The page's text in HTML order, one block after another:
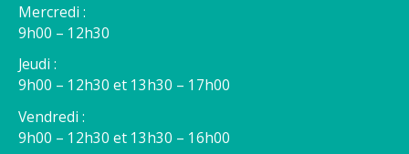
Mercredi :
9h00 – 12h30
Jeudi :
9h00 – 12h30 et 13h30 – 17h00
Vendredi :
9h00 – 12h30 et 13h30 – 16h00